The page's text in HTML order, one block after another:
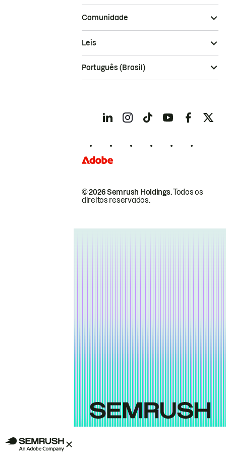
Comunidade
© 2026 Semrush Holdings.Todos os
direitos reservados.
Leis
Português (Brasil)